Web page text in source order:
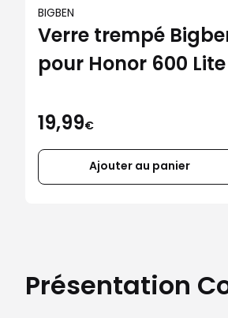
BIGBEN
Verre trempé
pour Honor 600 Lite
19,99€
Ajouter au panier
Présentation